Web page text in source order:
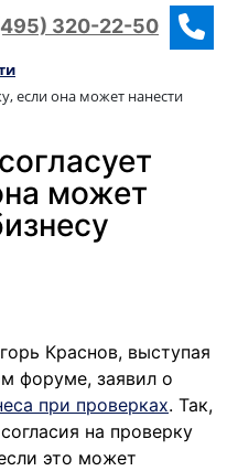
320-22-50
если она может нанести
может
Краснов, выступая
форуме, заявил о
при проверках. Так,
на проверку
это может